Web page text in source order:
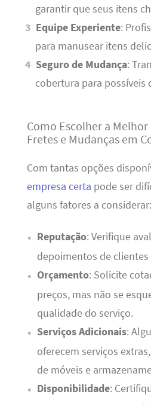
garantir que seus itens
Equipe Experiente:
para manusear itens
Seguro de Mudança:
cobertura para possíveis
Como Escolher a
Fretes e Mudanças em
Com tantas opções
empresa certa pode ser
alguns fatores a considerar:
Reputação: Verifique
depoimentos de clientes
Orçamento: Solicite
preços, mas não se
qualidade do serviço.
Serviços Adicionais:
oferecem serviços
de móveis e
Disponibilidade: